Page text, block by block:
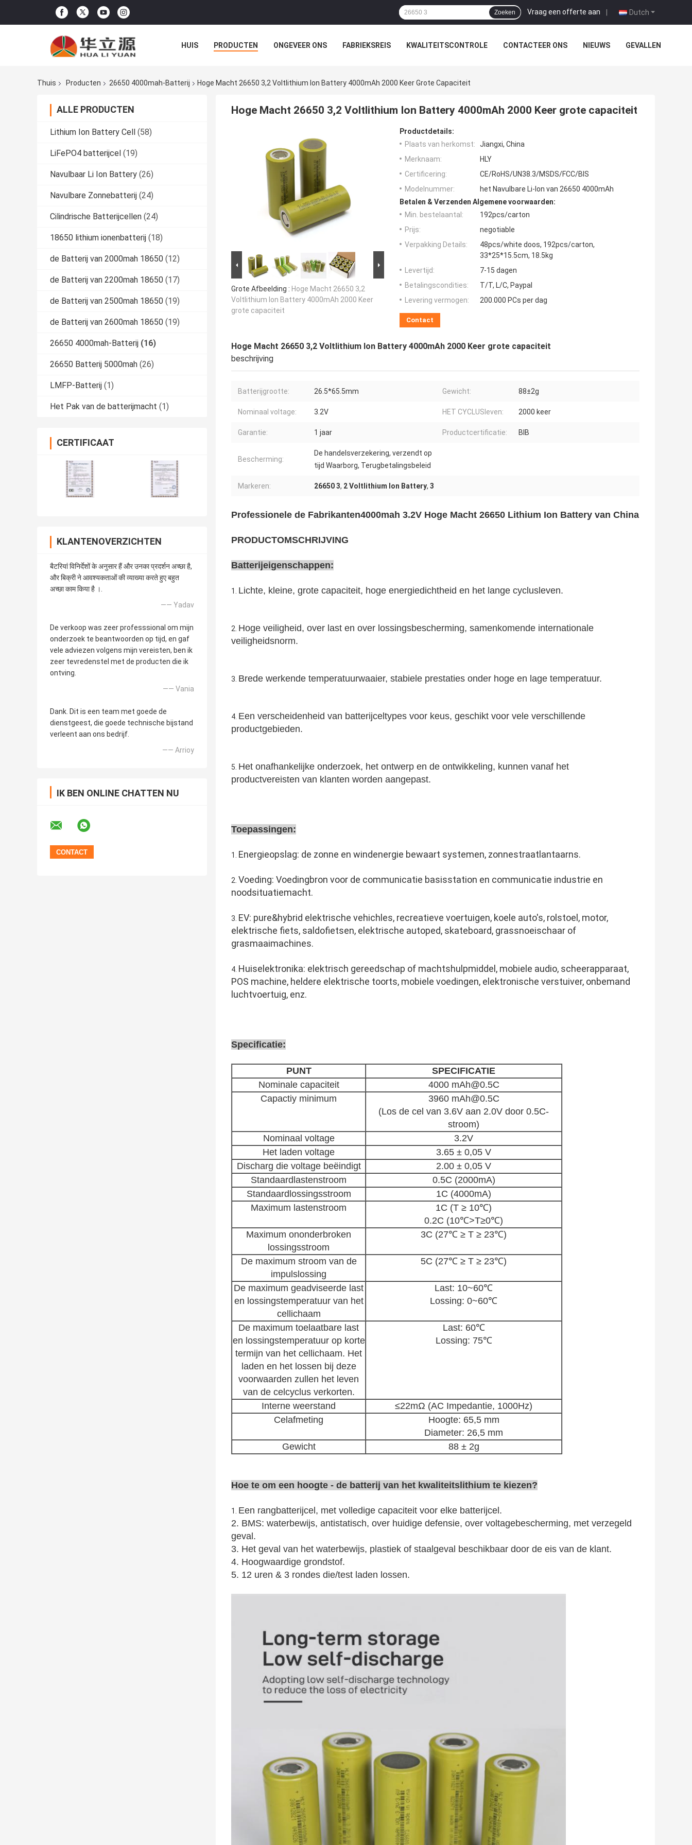
Dutch
Vraag een offerte aan |
Zoeken
HUIS PRODUCTEN ONGEVEER ONS FABRIEKSREIS KWALITEITSCONTROLE CONTACTEER ONS NIEUWS GEVALLEN
Thuis Producten 26650 4000mah-Batterij Hoge Macht 26650 3,2 Voltlithium Ion Battery 4000mAh 2000 Keer Grote Capaciteit
ALLE PRODUCTEN
Lithium Ion Battery Cell (58)
LiFePO4 batterijcel (19)
Navulbaar Li Ion Battery (26)
Navulbare Zonnebatterij (24)
Cilindrische Batterijcellen (24)
18650 lithium ionenbatterij (18)
de Batterij van 2000mah 18650 (12)
de Batterij van 2200mah 18650 (17)
de Batterij van 2500mah 18650 (19)
de Batterij van 2600mah 18650 (19)
26650 4000mah-Batterij (16)
26650 Batterij 5000mah (26)
LMFP-Batterij (1)
Het Pak van de batterijmacht (1)
CERTIFICAAT
KLANTENOVERZICHTEN
बैटरियां विनिर्देशों के अनुसार हैं और उनका प्रदर्शन अच्छा है,
और बिक्री ने आवश्यकताओं की व्याख्या करते हुए बहुत
अच्छा काम किया है ।.
—— Yadav
De verkoop was zeer professsional om mijn
onderzoek te beantwoorden op tijd, en gaf
vele adviezen volgens mijn vereisten, ben ik
zeer tevredenstel met de producten die ik
ontving.
—— Vania
Dank. Dit is een team met goede de
dienstgeest, die goede technische bijstand
verleent aan ons bedrijf.
—— Arrioy
IK BEN ONLINE CHATTEN NU
Hoge Macht 26650 3,2 Voltlithium Ion Battery 4000mAh 2000 Keer grote capaciteit
Grote Afbeelding : Hoge Macht 26650 3,2
Voltlithium Ion Battery 4000mAh 2000 Keer
grote capaciteit
Productdetails:
Plaats van herkomst:
Jiangxi, China
Merknaam:
HLY
Certificering:
CE/RoHS/UN38.3/MSDS/FCC/BIS
Modelnummer:
het Navulbare Li-Ion van 26650 4000mAh
Betalen & Verzenden Algemene voorwaarden:
Min. bestelaantal:
192pcs/carton
Prijs:
negotiable
Verpakking Details:
48pcs/white doos, 192pcs/carton,
33*25*15.5cm, 18.5kg
Levertijd:
7-15 dagen
Betalingscondities:
T/T, L/C, Paypal
Levering vermogen:
200.000 PCs per dag
Contact
Hoge Macht 26650 3,2 Voltlithium Ion Battery 4000mAh 2000 Keer grote capaciteit
beschrijving
Batterijgrootte: 26.5*65.5mm Gewicht: 88±2g
Nominaal voltage: 3.2V HET CYCLUSleven: 2000 keer
Garantie: 1 jaar Productcertificatie: BIB
Bescherming:
De handelsverzekering, verzendt op
tijd Waarborg, Terugbetalingsbeleid
Markeren: 26650 3, 2 Voltlithium Ion Battery, 3
Professionele de Fabrikanten4000mah 3.2V Hoge Macht 26650 Lithium Ion Battery van China
PRODUCTOMSCHRIJVING
Batterijeigenschappen:
1. Lichte, kleine, grote capaciteit, hoge energiedichtheid en het lange cyclusleven.
2. Hoge veiligheid, over last en over lossingsbescherming, samenkomende internationale
veiligheidsnorm.
3. Brede werkende temperatuurwaaier, stabiele prestaties onder hoge en lage temperatuur.
4. Een verscheidenheid van batterijceltypes voor keus, geschikt voor vele verschillende
productgebieden.
5. Het onafhankelijke onderzoek, het ontwerp en de ontwikkeling, kunnen vanaf het
productvereisten van klanten worden aangepast.
Toepassingen:
1. Energieopslag: de zonne en windenergie bewaart systemen, zonnestraatlantaarns.
2. Voeding: Voedingbron voor de communicatie basisstation en communicatie industrie en
noodsituatiemacht.
3. EV: pure&hybrid elektrische vehichles, recreatieve voertuigen, koele auto's, rolstoel, motor,
elektrische fiets, saldofietsen, elektrische autoped, skateboard, grassnoeischaar of
grasmaaimachines.
4. Huiselektronika: elektrisch gereedschap of machtshulpmiddel, mobiele audio, scheerapparaat,
POS machine, heldere elektrische toorts, mobiele voedingen, elektronische verstuiver, onbemand
luchtvoertuig, enz.
Specificatie:
PUNT
SPECIFICATIE
Nominale capaciteit
4000 mAh@0.5C
Capactiy minimum
3960 mAh@0.5C
(Los de cel van 3.6V aan 2.0V door 0.5C-
stroom)
Nominaal voltage
3.2V
Het laden voltage
3.65 ± 0,05 V
Discharg die voltage beëindigt
2.00 ± 0,05 V
Standaardlastenstroom
0.5C (2000mA)
Standaardlossingsstroom
1C (4000mA)
Maximum lastenstroom
1C (T ≥ 10℃)
0.2C (10℃>T≥0℃)
Maximum ononderbroken
lossingsstroom
3C (27℃ ≥ T ≥ 23℃)
De maximum stroom van de
impulslossing
5C (27℃ ≥ T ≥ 23℃)
De maximum geadviseerde last
en lossingstemperatuur van het
cellichaam
Last: 10~60℃
Lossing: 0~60℃
De maximum toelaatbare last
en lossingstemperatuur op korte
termijn van het cellichaam. Het
laden en het lossen bij deze
voorwaarden zullen het leven
van de celcyclus verkorten.
Last: 60℃
Lossing: 75℃
Interne weerstand
≤22mΩ (AC Impedantie, 1000Hz)
Celafmeting
Hoogte: 65,5 mm
Diameter: 26,5 mm
Gewicht
88 ± 2g
Hoe te om een hoogte - de batterij van het kwaliteitslithium te kiezen?
1. Een rangbatterijcel, met volledige capaciteit voor elke batterijcel.
2. BMS: waterbewijs, antistatisch, over huidige defensie, over voltagebescherming, met verzegeld
geval.
3. Het geval van het waterbewijs, plastiek of staalgeval beschikbaar door de eis van de klant.
4. Hoogwaardige grondstof.
5. 12 uren & 3 rondes die/test laden lossen.